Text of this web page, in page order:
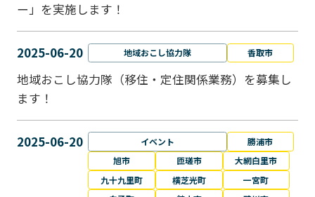
ー」を実施します！
2025-06-20 地域おこし協力隊 香取市
地域おこし協力隊（移住・定住関係業務）を募集し
ます！
2025-06-20 イベント
勝浦市
旭市
匝瑳市
大網白里市
九十九里町
横芝光町
一宮町